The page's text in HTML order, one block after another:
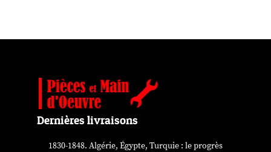
Dernières livraisons
1830-1848. Algérie, Égypte, Turquie : le progrès